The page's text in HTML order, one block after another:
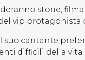
storie,
vip protagonista
suo cantante
difficili della